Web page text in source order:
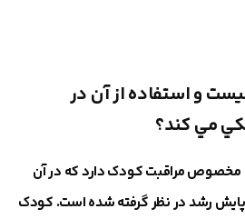
و استفاده از آن در
مي كند؟
مخصوص مراقبت كودک دارد كه در آن
پايش رشد در نظر گرفته شده است. كودک